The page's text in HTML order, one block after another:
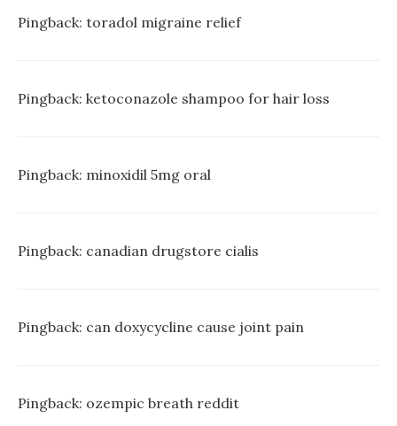
Pingback: toradol migraine relief
Pingback: ketoconazole shampoo for hair loss
Pingback: minoxidil 5mg oral
Pingback: canadian drugstore cialis
Pingback: can doxycycline cause joint pain
Pingback: ozempic breath reddit